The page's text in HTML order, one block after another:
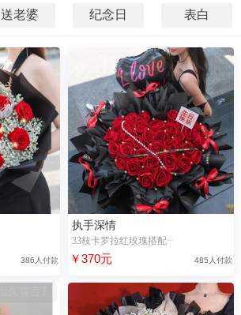
送老婆 纪念日 表白
386人付款
执手深情
33枝卡罗拉红玫瑰搭配··
￥370元 485人付款